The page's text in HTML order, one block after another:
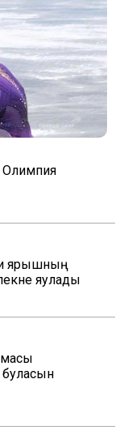
ярышның
яулады
буласын